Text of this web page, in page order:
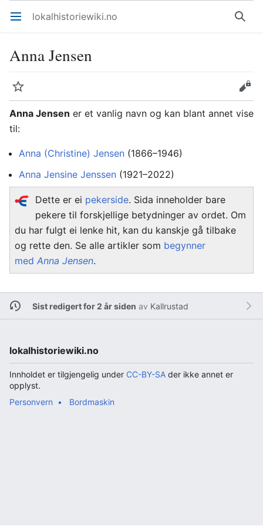
Åpne hovedmenyen lokalhistoriewiki.no Søk
Anna Jensen
Overvåk
Rediger
Anna Jensen er et vanlig navn og kan blant annet vise
til:
Anna (Christine) Jensen (1866–1946)
Anna Jensine Jenssen (1921–2022)
Dette er ei pekerside. Sida inneholder bare
pekere til forskjellige betydninger av ordet. Om
du har fulgt ei lenke hit, kan du kanskje gå tilbake
og rette den. Se alle artikler som begynner
med Anna Jensen.
Sist redigert for 2 år siden av Kallrustad
lokalhistoriewiki.no
Innholdet er tilgjengelig under CC-BY-SA der ikke annet er
opplyst.
Personvern
Bordmaskin